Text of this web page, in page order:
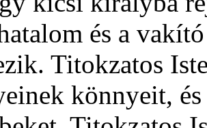
és a
Titokzatos
könnyeit,